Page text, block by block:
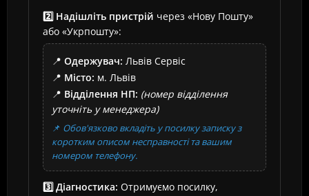
2️⃣ Надішліть пристрій через «Нову Пошту»
або «Укрпошту»:
📍 Одержувач: Львів Сервіс
📍 Місто: м. Львів
📍 Відділення НП: (номер відділення
уточніть у менеджера)
📌 Обов'язково вкладіть у посилку записку з
коротким описом несправності та вашим
номером телефону.
3️⃣ Діагностика: Отримуємо посилку,